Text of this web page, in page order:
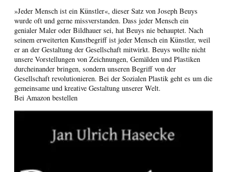
»Jeder Mensch ist ein Künstler«, dieser Satz von Joseph Beuys
wurde oft und gerne missverstanden. Dass jeder Mensch ein
genialer Maler oder Bildhauer sei, hat Beuys nie behauptet. Nach
seinem erweiterten Kunstbegriff ist jeder Mensch ein Künstler, weil
er an der Gestaltung der Gesellschaft mitwirkt. Beuys wollte nicht
unsere Vorstellungen von Zeichnungen, Gemälden und Plastiken
durcheinander bringen, sondern unseren Begriff von der
Gesellschaft revolutionieren. Bei der Sozialen Plastik geht es um die
gemeinsame und kreative Gestaltung unserer Welt.
Bei Amazon bestellen